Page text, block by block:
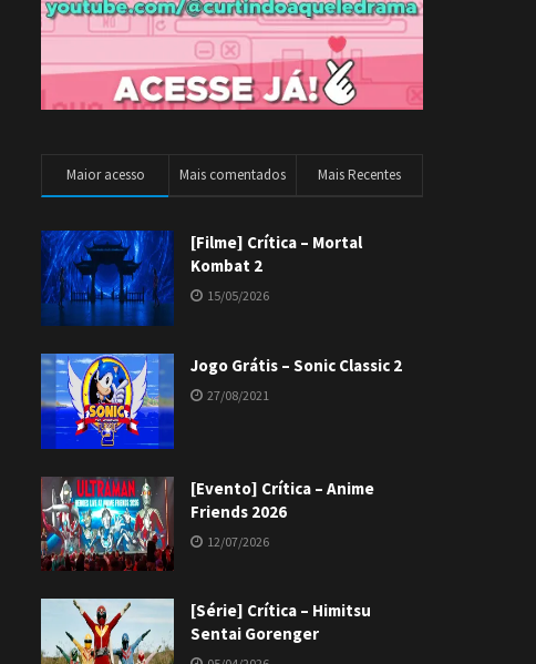
Maior acesso Mais comentados Mais Recentes
[Filme] Crítica – Mortal
Kombat 2
15/05/2026
Jogo Grátis – Sonic Classic 2
27/08/2021
[Evento] Crítica – Anime
Friends 2026
12/07/2026
[Série] Crítica – Himitsu
Sentai Gorenger